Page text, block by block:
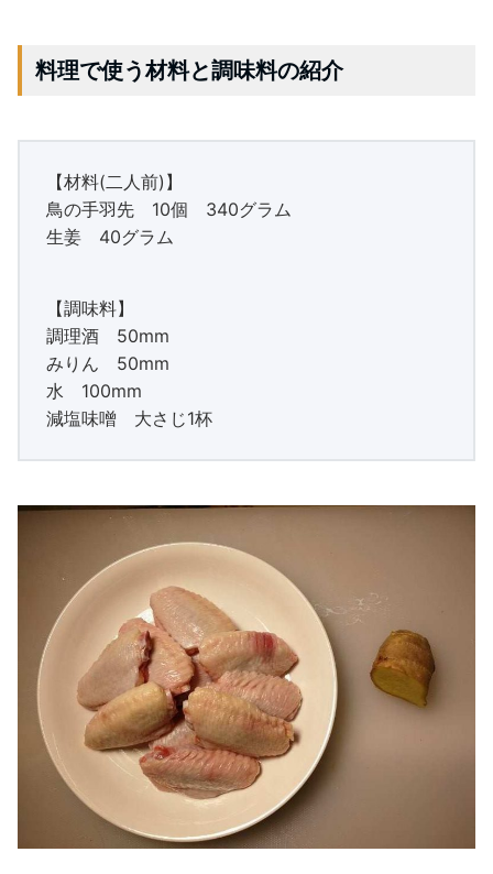
料理で使う材料と調味料の紹介
【材料(二人前)】
鳥の手羽先 10個 340グラム
生姜 40グラム
【調味料】
調理酒 50mm
みりん 50mm
水 100mm
減塩味噌 大さじ1杯